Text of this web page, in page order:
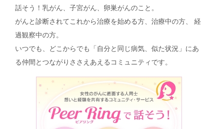
話そう！乳がん、子宮がん、卵巣がんのこと。
がんと診断されてこれから治療を始める方、治療中の方、 経
過観察中の方。
いつでも、どこからでも「自分と同じ病気、似た状況」にあ
る仲間とつながりささえあえるコミュニティです。